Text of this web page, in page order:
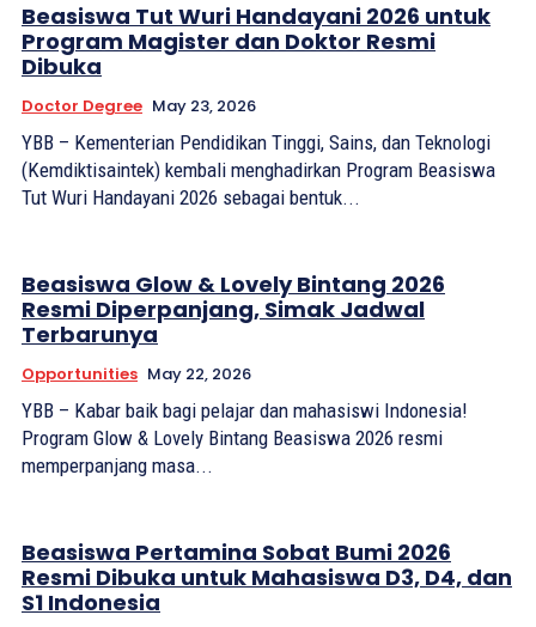
Beasiswa Tut Wuri Handayani 2026 untuk
Program Magister dan Doktor Resmi
Dibuka
Doctor Degree May 23, 2026
YBB – Kementerian Pendidikan Tinggi, Sains, dan Teknologi
(Kemdiktisaintek) kembali menghadirkan Program Beasiswa
Tut Wuri Handayani 2026 sebagai bentuk...
Beasiswa Glow & Lovely Bintang 2026
Resmi Diperpanjang, Simak Jadwal
Terbarunya
Opportunities May 22, 2026
YBB – Kabar baik bagi pelajar dan mahasiswi Indonesia!
Program Glow & Lovely Bintang Beasiswa 2026 resmi
memperpanjang masa...
Beasiswa Pertamina Sobat Bumi 2026
Resmi Dibuka untuk Mahasiswa D3, D4, dan
S1 Indonesia